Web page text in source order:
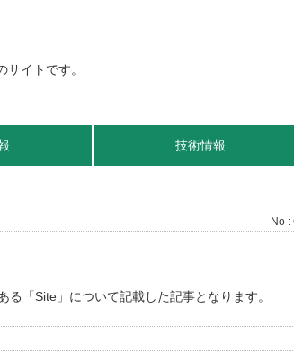
技術情報
No :
「Site」について記載した記事となります。